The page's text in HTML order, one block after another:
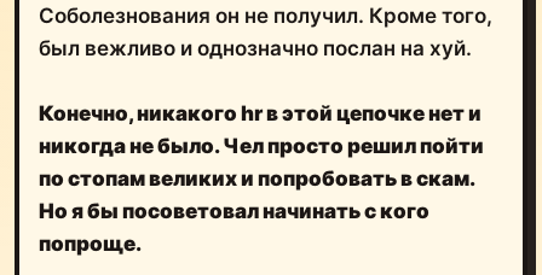
Соболезнования он не получил. Кроме того,
был вежливо и однозначно послан на хуй.
Конечно, никакого hr в этой цепочке нет и
никогда не было. Чел просто решил пойти
по стопам великих и попробовать в скам.
Но я бы посоветовал начинать с кого
попроще.